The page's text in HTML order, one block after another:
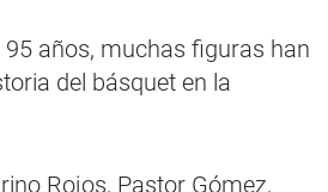
95 años, muchas figuras han
del básquet en la
Rojos, Pastor Gómez,